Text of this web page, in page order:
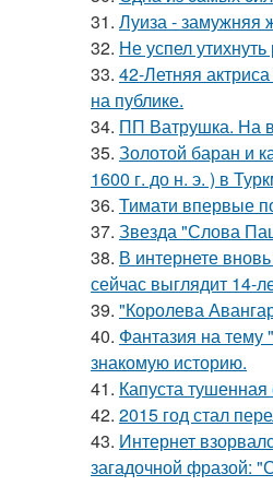
31. Луиза - замужняя
32. Не успел
33. 42-Летняя
на публике.
34. ПП Ватрушка. На
35. Золотой баран и
1600 г. до н. э. ) в
36. Тимати впервые
37. Звезда "Слова
38. В интернете
сейчас выглядит 14-
39. "Королева
40. Фантазия на тему
знакомую историю.
41. Капуста тушенная
42. 2015 год стал
43. Интернет
загадочной фразой: